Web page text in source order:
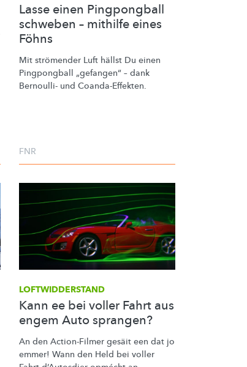
Lasse einen Pingpongball
schweben – mithilfe eines
Föhns
Mit strömender Luft hällst Du einen
Pingpongball „gefangen“ – dank
Bernoulli- und Coanda-Effekten.
FNR
LOFTWIDDERSTAND
Kann ee bei voller Fahrt aus
engem Auto sprangen?
An den Action-Filmer gesäit een dat jo
emmer! Wann den Held bei voller